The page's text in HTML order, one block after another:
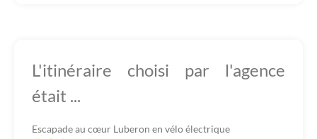
L'itinéraire choisi par l'agence
était ...
Escapade au cœur Luberon en vélo électrique